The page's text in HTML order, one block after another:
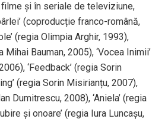
filme și în seriale de televiziune,
(coproducție franco-română,
(regia Olimpia Arghir, 1993),
Mihai Bauman, 2005), ‘Vocea Inimii’
‘Feedback’ (regia Sorin
(regia Sorin Misirianțu, 2007),
Dumitrescu, 2008), ‘Aniela’ (regia
și onoare’ (regia Iura Luncașu,